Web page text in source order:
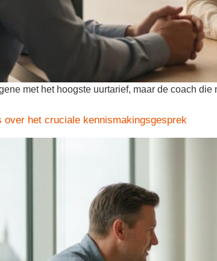
met het hoogste uurtarief, maar de coach
over het cruciale kennismakingsgesprek